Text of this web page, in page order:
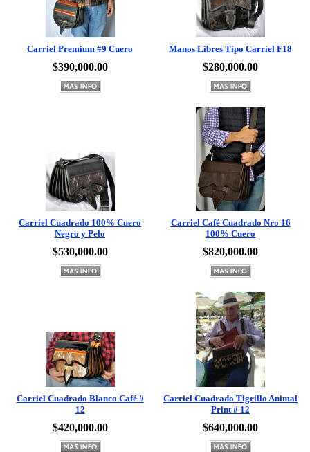
Carriel Premium #9 Cuero
$390,000.00
Manos Libres Tipo Carriel F18
$280,000.00
Carriel Cuadrado 100% Cuero
Negro y Pelo
$530,000.00
Carriel Café Cuadrado Nro 16
100% Cuero
$820,000.00
Carriel Cuadrado Blanco Café #
12
$420,000.00
Carriel Cuadrado Tigrillo Animal
Print # 12
$640,000.00